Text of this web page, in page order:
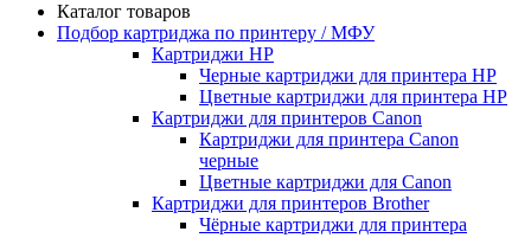
Каталог товаров
Подбор картриджа по принтеру / МФУ
Картриджи HP
Черные картриджи для принтера HP
Цветные картриджи для принтера HP
Картриджи для принтеров Сanon
Картриджи для принтера Сanon
черные
Цветные картриджи для Сanon
Картриджи для принтеров Brother
Чёрные картриджи для принтера